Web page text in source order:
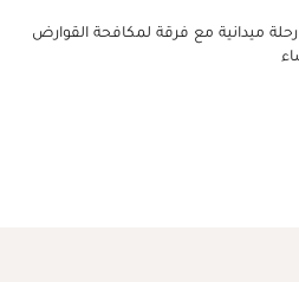
ميدانية مع فرقة لمكافحة القوارض